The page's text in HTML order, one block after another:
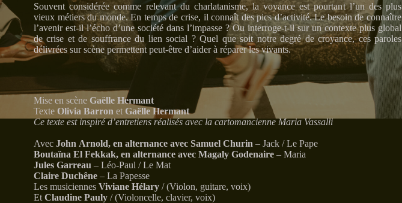
Souvent considérée comme relevant du charlatanisme, la voyance est pourtant l’un des plus
vieux métiers du monde. En temps de crise, il connaît des pics d’activité. Le besoin de connaître
l’avenir est-il l’écho d’une société dans l’impasse ? Ou interroge-t-il sur un contexte plus global
de crise et de souffrance du lien social ? Quel que soit notre degré de croyance, ces paroles
délivrées sur scène permettent peut-être d’aider à réparer les vivants.
Mise en scène Gaëlle Hermant
Texte Olivia Barron et Gaëlle Hermant
Ce texte est inspiré d’entretiens réalisés avec la cartomancienne Maria Vassalli
Avec John Arnold, en alternance avec Samuel Churin – Jack / Le Pape
Boutaïna El Fekkak, en alternance avec Magaly Godenaire – Maria
Jules Garreau – Léo-Paul / Le Mat
Claire Duchêne – La Papesse
Les musiciennes Viviane Hélary / (Violon, guitare, voix)
Et Claudine Pauly / (Violoncelle, clavier, voix)